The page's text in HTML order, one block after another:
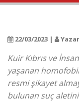
22/03/2023 |
Kuir Kıbrıs ve
yaşanan
resmi şikayet
bulunan suç